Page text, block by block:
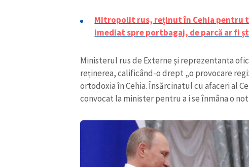
Mitropolit rus, reținut în Cehia pentru
imediat spre portbagaj, de parcă ar fi
Ministerul rus de Externe și reprezentanta
reținerea, calificând-o drept „o provocare
ortodoxia în Cehia. Însărcinatul cu afaceri al
convocat la minister pentru a i se înmâna o